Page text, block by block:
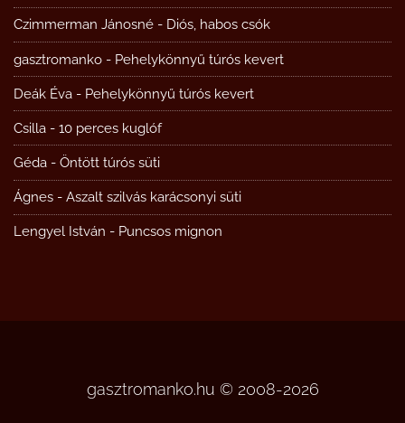
Czimmerman Jánosné - Diós, habos csók
gasztromanko - Pehelykönnyű túrós kevert
Deák Éva - Pehelykönnyű túrós kevert
Csilla - 10 perces kuglóf
Géda - Öntött túrós süti
Ágnes - Aszalt szilvás karácsonyi süti
Lengyel István - Puncsos mignon
gasztromanko.hu © 2008-2026